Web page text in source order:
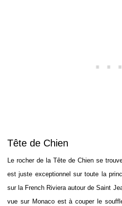
Tête de Chien
Le rocher de la Tête de Chien se
est juste exceptionnel sur toute la
sur la French Riviera autour de Saint
vue sur Monaco est à couper le